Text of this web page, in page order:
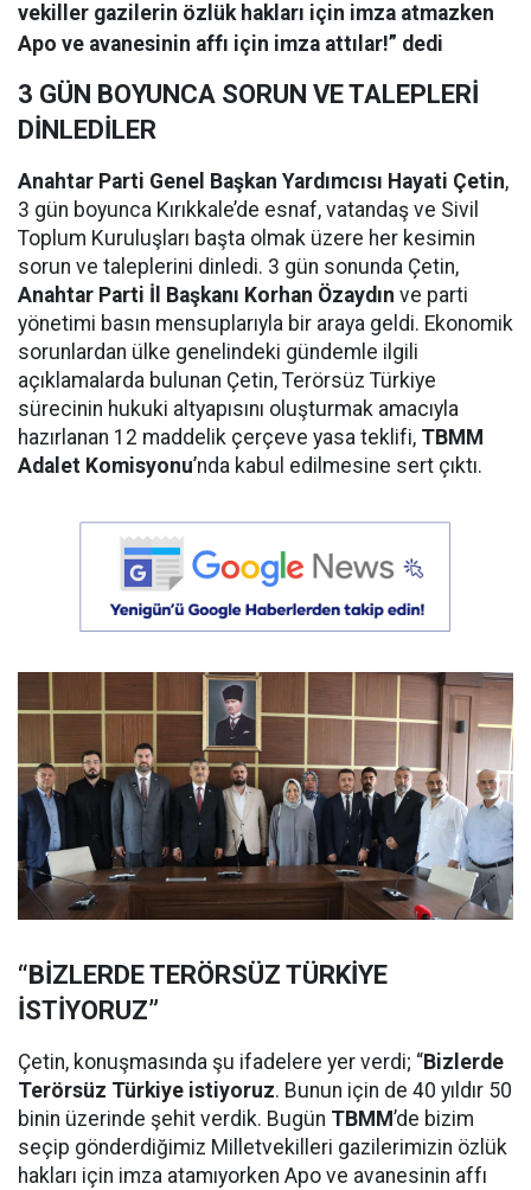
vekiller gazilerin özlük hakları için imza atmazken
Apo ve avanesinin affı için imza attılar!” dedi
3 GÜN BOYUNCA SORUN VE TALEPLERİ
DİNLEDİLER
Anahtar Parti Genel Başkan Yardımcısı Hayati Çetin,
3 gün boyunca Kırıkkale’de esnaf, vatandaş ve Sivil
Toplum Kuruluşları başta olmak üzere her kesimin
sorun ve taleplerini dinledi. 3 gün sonunda Çetin,
Anahtar Parti İl Başkanı Korhan Özaydın ve parti
yönetimi basın mensuplarıyla bir araya geldi. Ekonomik
sorunlardan ülke genelindeki gündemle ilgili
açıklamalarda bulunan Çetin, Terörsüz Türkiye
sürecinin hukuki altyapısını oluşturmak amacıyla
hazırlanan 12 maddelik çerçeve yasa teklifi, TBMM
Adalet Komisyonu’nda kabul edilmesine sert çıktı.
“BİZLERDE TERÖRSÜZ TÜRKİYE
İSTİYORUZ”
Çetin, konuşmasında şu ifadelere yer verdi; “Bizlerde
Terörsüz Türkiye istiyoruz. Bunun için de 40 yıldır 50
binin üzerinde şehit verdik. Bugün TBMM’de bizim
seçip gönderdiğimiz Milletvekilleri gazilerimizin özlük
hakları için imza atamıyorken Apo ve avanesinin affı